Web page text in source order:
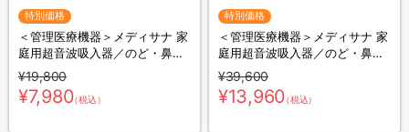
特別価格
＜管理医療機器＞メディサナ 家
庭用超音波吸入器／のど・鼻の
乾燥ケア
¥19,800
¥7,980（税込）
特別価格
＜管理医療機器＞メディサナ 家
庭用超音波吸入器／のど・鼻の
乾燥ケア
¥39,600
¥13,960（税込）